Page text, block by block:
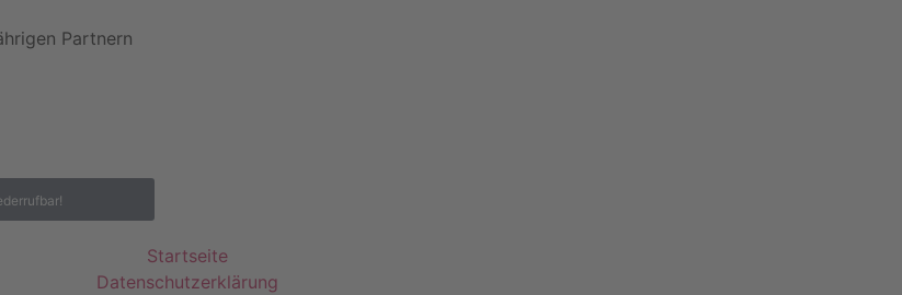
Partnern
Startseite
Datenschutzerklärung